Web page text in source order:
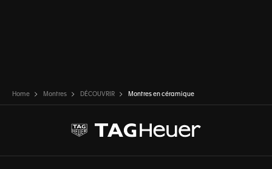
Home Montres DÉCOUVRIR Montres en céramique